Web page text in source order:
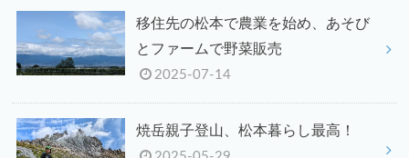
移住先の松本で農業を始め、あそび
とファームで野菜販売
2025-07-14
焼岳親子登山、松本暮らし最高！